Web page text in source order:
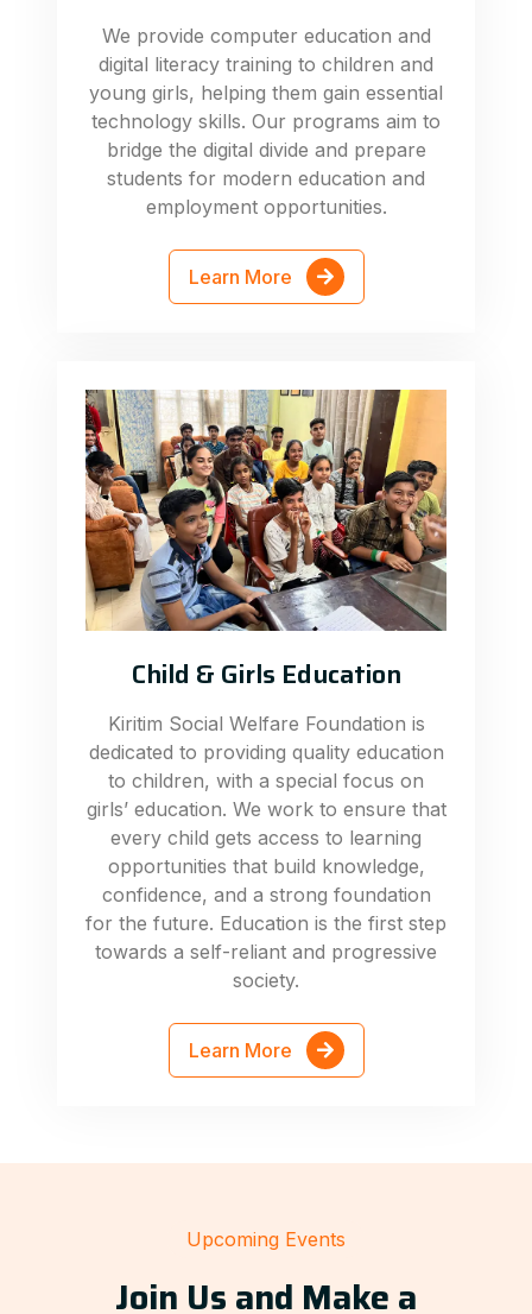
We provide computer education and
digital literacy training to children and
young girls, helping them gain essential
technology skills. Our programs aim to
bridge the digital divide and prepare
students for modern education and
employment opportunities.
Learn More
Child & Girls Education
Kiritim Social Welfare Foundation is
dedicated to providing quality education
to children, with a special focus on
girls’ education. We work to ensure that
every child gets access to learning
opportunities that build knowledge,
confidence, and a strong foundation
for the future. Education is the first step
towards a self-reliant and progressive
society.
Learn More
Upcoming Events
Join Us and Make a